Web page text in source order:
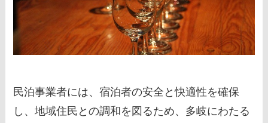
民泊事業者には、宿泊者の安全と快適性を確保
し、地域住民との調和を図るため、多岐にわたる